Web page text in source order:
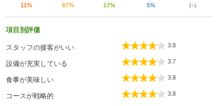
11% 67% 17% 5% （-）
項目別評価
スタッフの接客がいい 3.8
設備が充実している 3.7
食事が美味しい 3.8
コースが戦略的 3.8